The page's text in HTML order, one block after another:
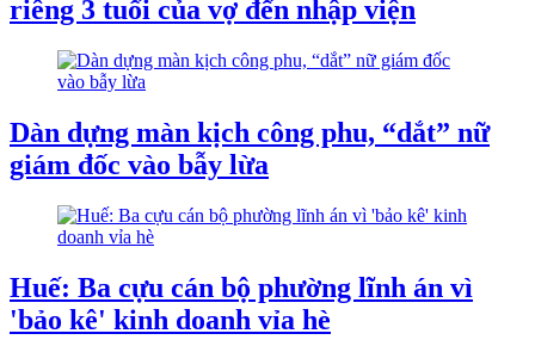
riêng 3 tuổi của vợ đến nhập viện
Dàn dựng màn kịch công phu, “dắt” nữ
giám đốc vào bẫy lừa
Huế: Ba cựu cán bộ phường lĩnh án vì
'bảo kê' kinh doanh vỉa hè